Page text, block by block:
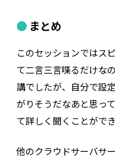
まとめ
このセッションではス
て二言三言喋るだけな
講でしたが、自分で設
がりそうだなあと思っ
て詳しく聞くことがで
他のクラウドサーバサ